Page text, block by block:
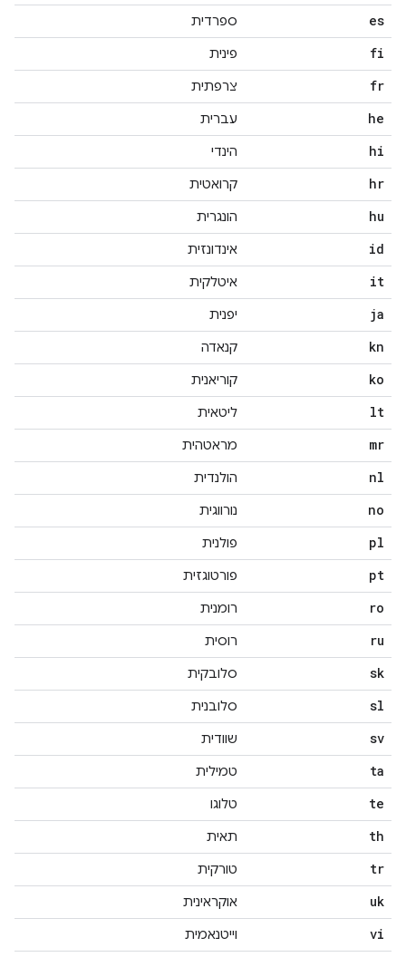
es ספרדית
fi פינית
fr צרפתית
he עברית
hi הינדי
hr קרואטית
hu הונגרית
id אינדונזית
it איטלקית
ja יפנית
kn קנאדה
ko קוריאנית
lt ליטאית
mr מראטהית
nl הולנדית
no נורווגית
pl פולנית
pt פורטוגזית
ro רומנית
ru רוסית
sk סלובקית
sl סלובנית
sv שוודית
ta טמילית
te טלוגו
th תאית
tr טורקית
uk אוקראינית
vi וייטנאמית